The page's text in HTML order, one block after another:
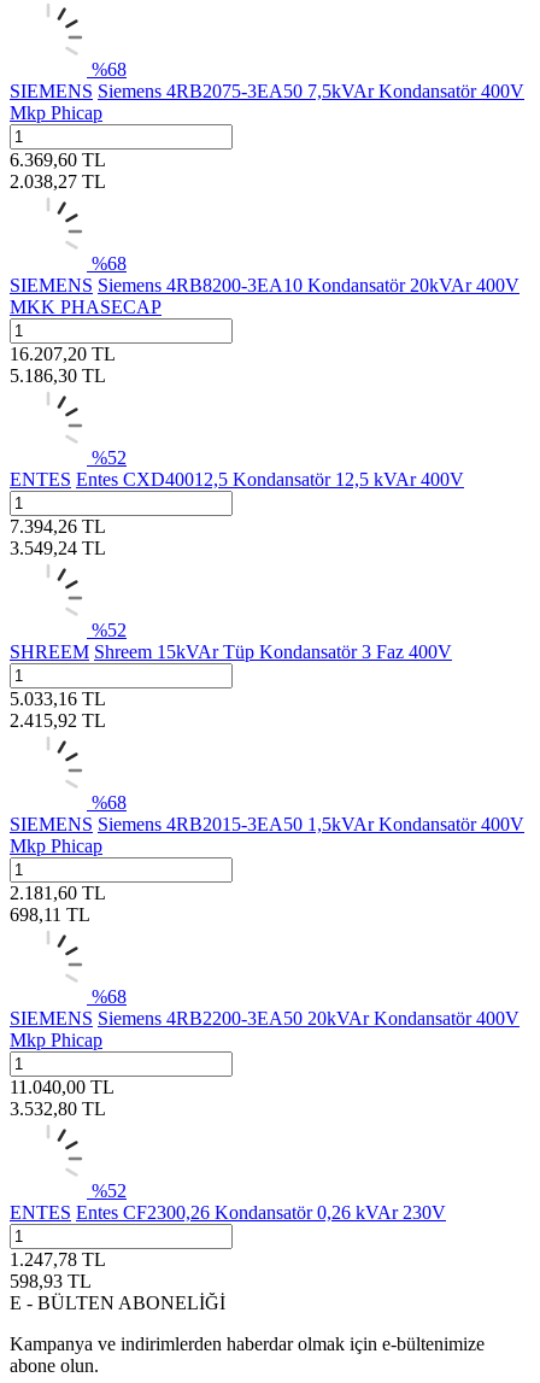
%68
SIEMENS Siemens 4RB2075-3EA50 7,5kVAr Kondansatör 400V
Mkp Phicap
6.369,60 TL
2.038,27 TL
%68
SIEMENS Siemens 4RB8200-3EA10 Kondansatör 20kVAr 400V
MKK PHASECAP
16.207,20 TL
5.186,30 TL
%52
ENTES Entes CXD40012,5 Kondansatör 12,5 kVAr 400V
7.394,26 TL
3.549,24 TL
%52
SHREEM Shreem 15kVAr Tüp Kondansatör 3 Faz 400V
5.033,16 TL
2.415,92 TL
%68
SIEMENS Siemens 4RB2015-3EA50 1,5kVAr Kondansatör 400V
Mkp Phicap
2.181,60 TL
698,11 TL
%68
SIEMENS Siemens 4RB2200-3EA50 20kVAr Kondansatör 400V
Mkp Phicap
11.040,00 TL
3.532,80 TL
%52
ENTES Entes CF2300,26 Kondansatör 0,26 kVAr 230V
1.247,78 TL
598,93 TL
E - BÜLTEN ABONELİĞİ
Kampanya ve indirimlerden haberdar olmak için e-bültenimize
abone olun.